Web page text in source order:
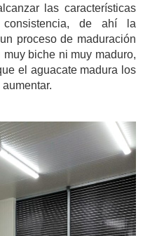
las características
de ahí la
proceso de maduración
biche ni muy maduro,
el aguacate madura los